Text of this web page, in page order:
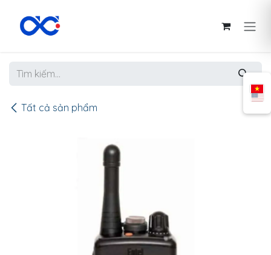
Tất cả sản phẩm